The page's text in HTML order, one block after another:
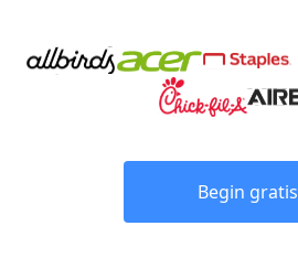
Begin gratis